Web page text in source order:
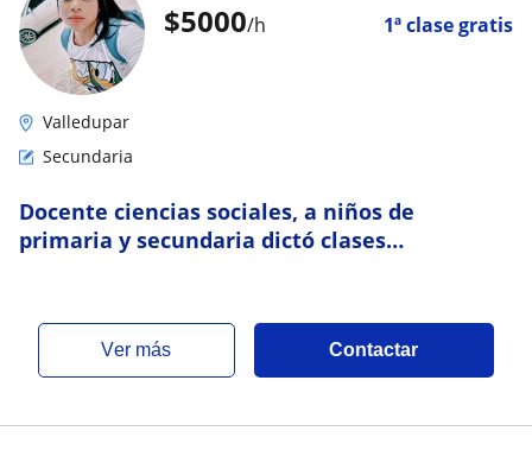
$5000/h 1ª clase gratis
Valledupar
Secundaria
Docente ciencias sociales, a niños de
primaria y secundaria dictó clases
ver más Contactar